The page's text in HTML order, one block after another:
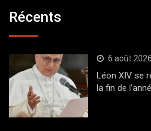
Récents
6 août 2026
Léon XIV se
la fin de